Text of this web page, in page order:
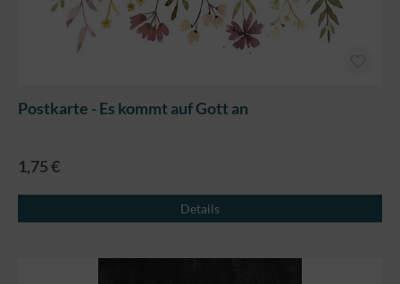
Postkarte - Es kommt auf Gott an
1,75 €
Details